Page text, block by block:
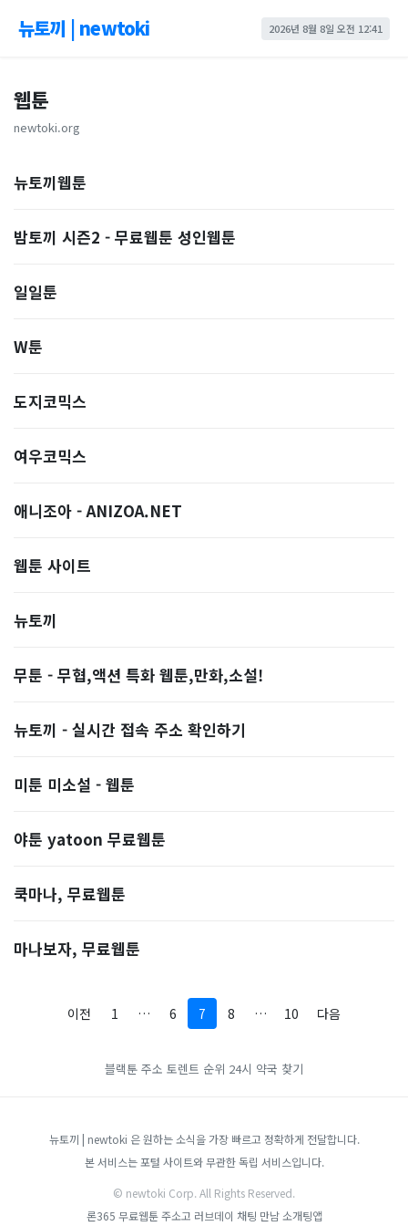
뉴토끼 | newtoki 2026년 8월 8일 오전 12:41
웹툰
newtoki.org
뉴토끼웹툰
밤토끼 시즌2 - 무료웹툰 성인웹툰
일일툰
W툰
도지코믹스
여우코믹스
애니조아 - ANIZOA.NET
웹툰 사이트
뉴토끼
무툰 - 무협,액션 특화 웹툰,만화,소설!
뉴토끼 - 실시간 접속 주소 확인하기
미툰 미소설 - 웹툰
야툰 yatoon 무료웹툰
쿡마나, 무료웹툰
마나보자, 무료웹툰
이전 1 … 6 7 8 … 10 다음
블랙툰 주소 토렌트 순위 24시 약국 찾기
뉴토끼 | newtoki 은 원하는 소식을 가장 빠르고 정확하게 전달합니다.
본 서비스는 포털 사이트와 무관한 독립 서비스입니다.
© newtoki Corp. All Rights Reserved.
론365 무료웹툰 주소고 러브데이 채팅 만남 소개팅앱